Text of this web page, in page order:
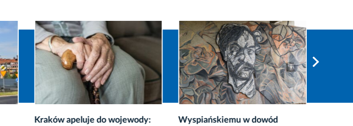
Kraków apeluje do wojewody:
Wyspiańskiemu w dowód